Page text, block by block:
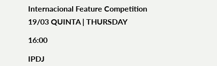
Internacional Feature Competition
19/03 QUINTA | THURSDAY
16:00
IPDJ